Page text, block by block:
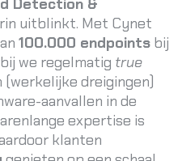
Detection &
uitblinkt. Met Cynet
100.000 endpoints bij
we regelmatig true
(werkelijke dreigingen)
aanvallen in de
expertise is
klanten